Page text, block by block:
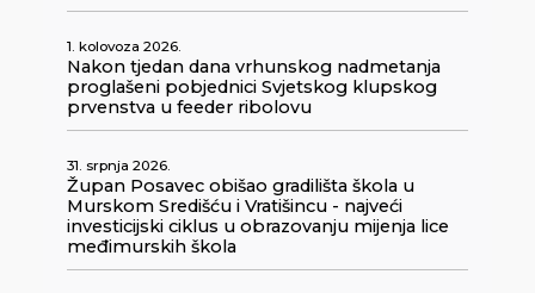
1. kolovoza 2026.
Nakon tjedan dana vrhunskog nadmetanja
proglašeni pobjednici Svjetskog klupskog
prvenstva u feeder ribolovu
31. srpnja 2026.
Župan Posavec obišao gradilišta škola u
Murskom Središću i Vratišincu - najveći
investicijski ciklus u obrazovanju mijenja lice
međimurskih škola